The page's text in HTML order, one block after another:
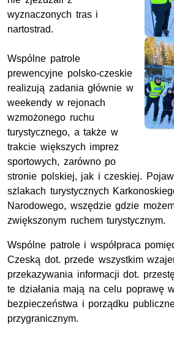
wyznaczonych tras i
nartostrad.
Wspólne patrole
prewencyjne polsko-czeskie
realizują zadania głównie w
weekendy w rejonach
wzmożonego ruchu
turystycznego, a także w
trakcie większych imprez
sportowych, zarówno po
stronie polskiej, jak i czeskiej.
szlakach turystycznych
Narodowego, wszędzie gdzie
zwiększonym ruchem turystycznym.
Wspólne patrole i współpraca
Czeską dot. przede wszystkim
przekazywania informacji dot.
te działania mają na celu poprawę
bezpieczeństwa i porządku
przygranicznym.